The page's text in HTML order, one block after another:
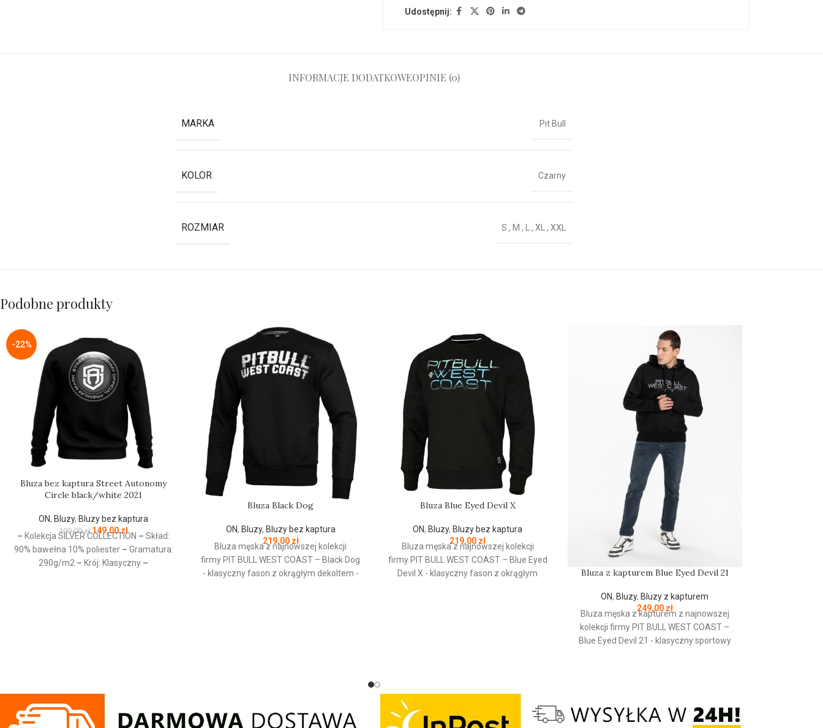
Udostępnij:
INFORMACJE DODATKOWEOPINIE (0)
MARKA Pit Bull
KOLOR Czarny
ROZMIAR S , M , , XL , XXL
Podobne produkty
-22%
Bluza bez kaptura Street Autonomy
Circle black/white 2021
ON, Bluzy, Bluzy bez kaptura
190,00zł 149,00zł
– Kolekcja SILVER COLLECTION – Skład:
90% bawełna 10% poliester – Gramatura:
290g/m2 – Krój: Klasyczny –
Bluza Black Dog
ON, Bluzy, Bluzy bez kaptura
219,00 zł
Bluza męska z najnowszej kolekcji
firmyPIT BULL WEST COAST – Black Dog
- klasyczny fason z okrągłym dekoltem -
lewym rękawie z logo marki Pit Bull - duży
Bluza Blue Eyed Devil X
ON,Bluzy,Bluzy bez kaptura
219,00 zł
Bluza męska z najnowszej kolekcji
firmyPIT BULL WEST COAST– Blue Eyed
Devil X - klasyczny fason z okrągłym
wewnętrznej strony lamówka przy karku
chroniąca przed otarciami - silikonowa
kwadratowa naszywka na lewym rękawie
Bluza z kapturem Blue Eyed Devil 21
ON, Bluzy, Bluzy z kapturem
249,00 zł
Bluza męska z kapturem z najnowszej
kolekcji firmy PIT BULL WEST COAST –
Blue Eyed Devil 21 - klasyczny sportowy
ściągacze na rękawach oraz u dołu bluzy
- regulacja kaptura za pomocą szerokiego